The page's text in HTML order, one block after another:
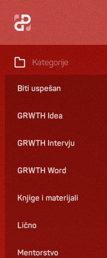
O meni
Nastupi
Knjige
Ponuda
Kontakt
Kategorije
Biti uspešan
GRWTH Idea
GRWTH Intervju
GRWTH Word
Knjige i materijali
Lično
Mentorstvo